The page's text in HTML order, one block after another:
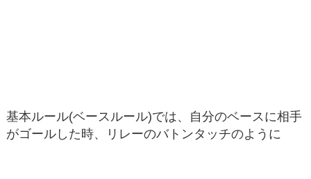
基本ルール(ベースルール)では、自分のベースに相手
がゴールした時、リレーのバトンタッチのように